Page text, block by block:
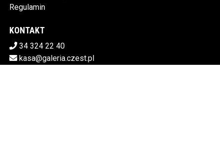
Regulamin
KONTAKT
34 324 22 40
kasa@galeria.czest.pl